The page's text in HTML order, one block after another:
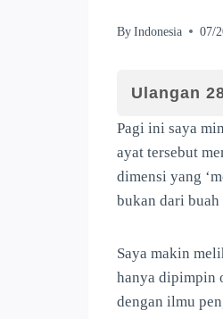
By Indonesia 07/
Ulangan
Pagi ini saya
ayat tersebut
dimensi yang
bukan dari buah
Saya makin
hanya dipimpin
dengan ilmu